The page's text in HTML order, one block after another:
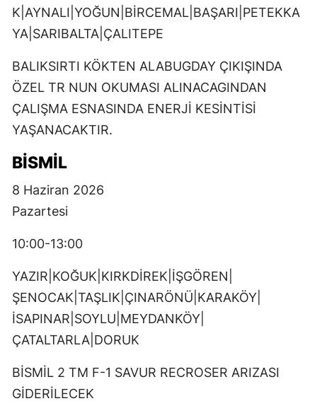
K|AYNALI|YOĞUN|BİRCEMAL|BAŞARI|PETEKKA
YA|SARIBALTA|ÇALITEPE
BALIKSIRTI KÖKTEN ALABUGDAY ÇIKIŞINDA
ÖZEL TR NUN OKUMASI ALINACAGINDAN
ÇALIŞMA ESNASINDA ENERJİ KESİNTİSİ
YAŞANACAKTIR.
BİSMİL
8 Haziran 2026
Pazartesi
10:00-13:00
YAZIR|KOĞUK|KIRKDİREK|İŞGÖREN|
ŞENOCAK|TAŞLIK|ÇINARÖNÜ|KARAKÖY|
İSAPINAR|SOYLU|MEYDANKÖY|
ÇATALTARLA|DORUK
BİSMİL 2 TM F-1 SAVUR RECROSER ARIZASI
GİDERİLECEK